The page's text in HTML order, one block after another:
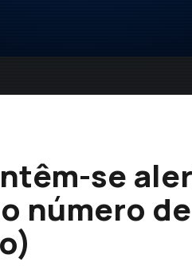
se
número